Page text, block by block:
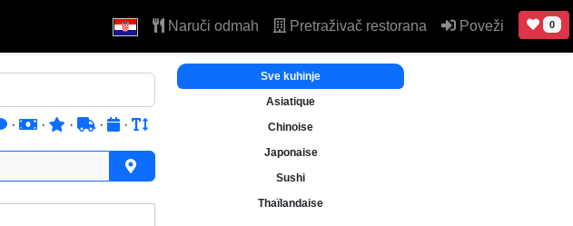
Naruči odmah Pretraživač restorana Poveži 0
· · · · ·
Sve kuhinje
Asiatique
Chinoise
Japonaise
Sushi
Thaïlandaise